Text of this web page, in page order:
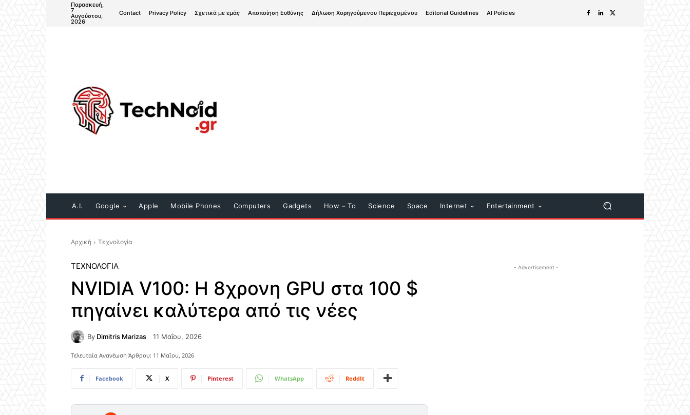
Παρασκευή,
7
Αυγούστου,
2026
Contact Privacy Policy Σχετικά με εμάς Αποποίηση Ευθύνης Δήλωση Χορηγούμενου Περιεχομένου Editorial Guidelines AI Policies
A.I. Google Apple Mobile Phones Computers Gadgets How – To Science Space Internet Entertainment
Αρχική Τεχνολογία
ΤΕΧΝΟΛΟΓΊΑ
NVIDIA V100: Η 8χρονη GPU στα 100 $
πηγαίνει καλύτερα από τις νέες
By Dimitris Marizas 11 Μαΐου, 2026
Τελευταία Ανανέωση Άρθρου: 11 Μαΐου, 2026
Facebook X Pinterest WhatsApp ReddIt
- Advertisement -